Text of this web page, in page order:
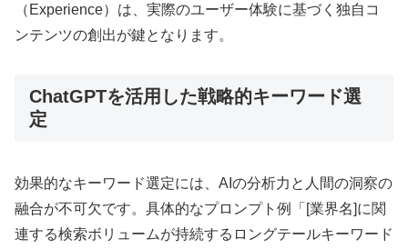
（Experience）は、実際のユーザー体験に基づく独自コ
ンテンツの創出が鍵となります。
ChatGPTを活用した戦略的キーワード選
定
効果的なキーワード選定には、AIの分析力と人間の洞察の
融合が不可欠です。具体的なプロンプト例「[業界名]に関
連する検索ボリュームが持続するロングテールキーワード